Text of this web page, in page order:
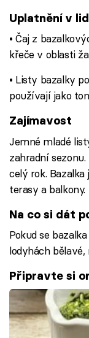
Uplatnění v
• Čaj z
křeče v oblasti
• Listy bazalky
používají jako
Zajímavost
Jemné mladé
zahradní
celý rok.
terasy a balkony.
Na co si dát
Pokud se
lodyhách
Připravte si